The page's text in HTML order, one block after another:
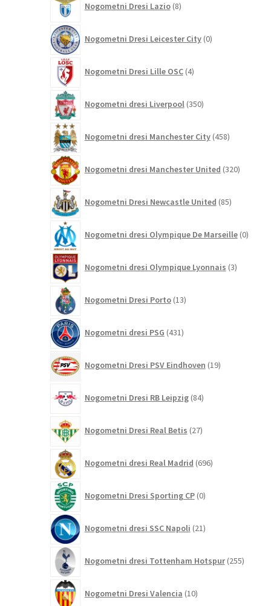
Nogometni Dresi Lazio 8izdelkov
Nogometni Dresi Leicester City 0izdelkov
Nogometni Dresi Lille OSC 4izdelki
Nogometni dresi Liverpool 350izdelkov
Nogometni dresi Manchester City 458izdelkov
Nogometni dresi Manchester United 320izdelkov
Nogometni Dresi Newcastle United 85izdelkov
Nogometni dresi Olympique De Marseille 0
Nogometni dresi Olympique Lyonnais 3izdelki
Nogometni Dresi Porto 13izdelkov
Nogometni dresi PSG 431izdelkov
Nogometni Dresi PSV Eindhoven 19izdelkov
Nogometni Dresi RB Leipzig 84izdelkov
Nogometni Dresi Real Betis 27izdelkov
Nogometni dresi Real Madrid 696izdelkov
Nogometni Dresi Sporting CP 0izdelkov
Nogometni dresi SSC Napoli 21izdelkov
Nogometni dresi Tottenham Hotspur 255
Nogometni Dresi Valencia 10izdelkov